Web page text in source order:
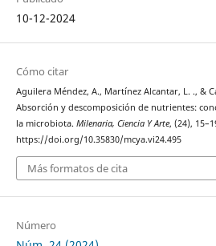
10-12-2024
Cómo citar
Aguilera Méndez, A., Martínez Alcantar, L. ., &
Absorción y descomposición de nutrientes:
la microbiota. Milenaria, Ciencia Y Arte, (24),
https://doi.org/10.35830/mcya.vi24.495
Más formatos de cita
Número